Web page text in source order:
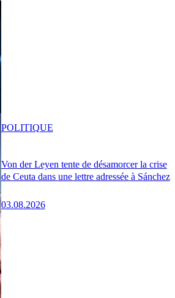
Von der Leyen tente de désamorcer la crise
de Ceuta dans une lettre adressée à Sánchez
03.08.2026
POLITIQUE